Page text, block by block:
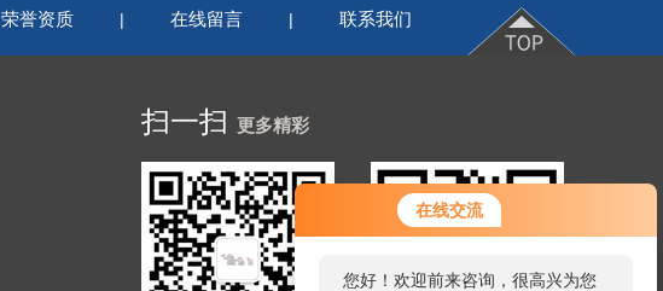
在线交流
您好！欢迎前来咨询，很高兴为您
荣誉资质 | 在线留言 | 联系我们
扫一扫 更多精彩